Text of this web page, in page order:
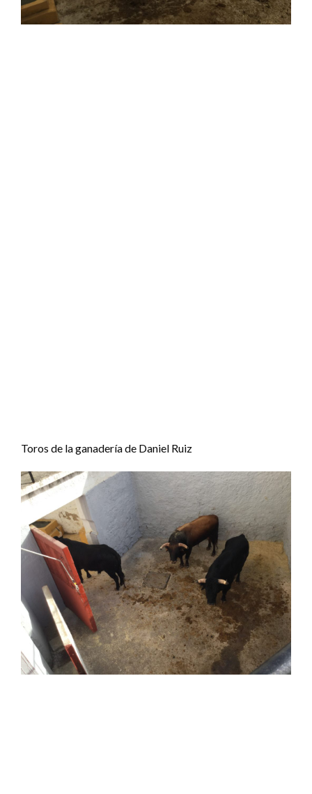
Toros de la ganadería de Daniel Ruiz